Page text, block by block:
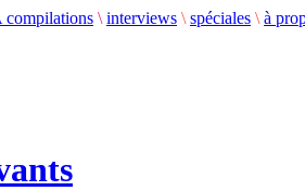
\ interviews \ spéciales \ à